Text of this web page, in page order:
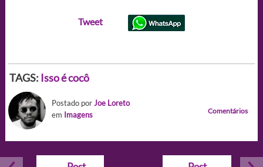
Tweet
TAGS: Isso é cocô
Postado porJoe Loreto
em Imagens Comentários
Navegação